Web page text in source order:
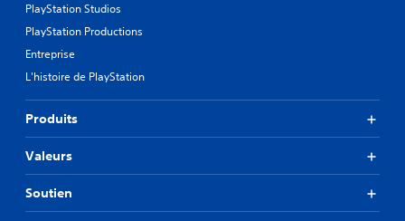
PlayStation Studios
PlayStation Productions
Entreprise
L'histoire de PlayStation
Produits
Valeurs
Soutien